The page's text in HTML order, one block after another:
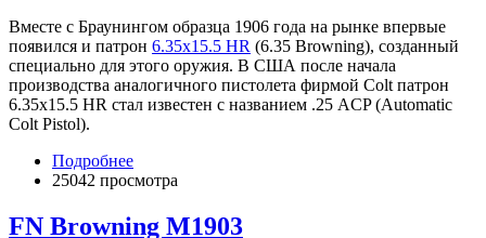
Вместе с Браунингом образца 1906 года на рынке впервые
появился и патрон 6.35х15.5 HR (6.35 Browning), созданный
специально для этого оружия. В США после начала
производства аналогичного пистолета фирмой Colt патрон
6.35х15.5 HR стал известен с названием .25 ACP (Automatic
Colt Pistol).
Подробнее
25042 просмотра
FN Browning M1903